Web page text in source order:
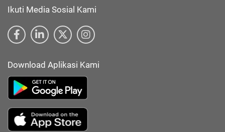
Ikuti Media Sosial Kami
Download Aplikasi Kami